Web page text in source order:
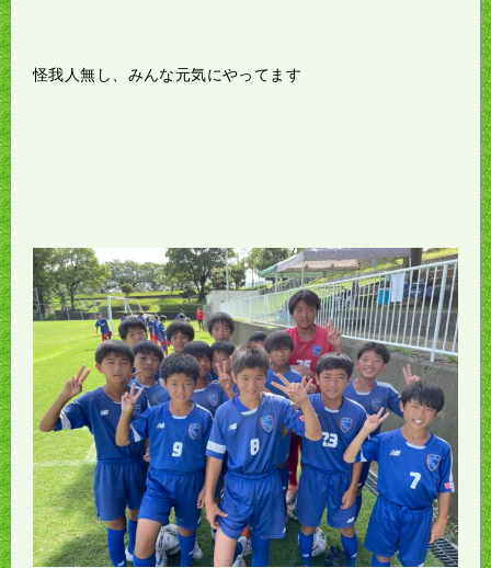
怪我人無し、みんな元気にやってます